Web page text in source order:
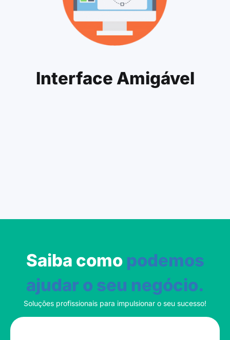
Interface Amigável
Saiba como podemos
ajudar o seu negócio.
Soluções profissionais para impulsionar o seu sucesso!